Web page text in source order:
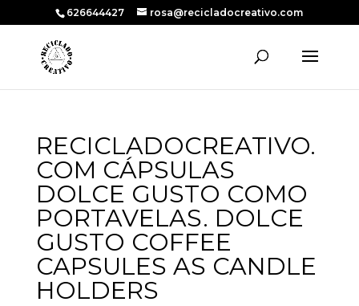
626644427 rosa@recicladocreativo.com
RECICLADOCREATIVO.
COM CÁPSULAS
DOLCE GUSTO COMO
PORTAVELAS. DOLCE
GUSTO COFFEE
CAPSULES AS CANDLE
HOLDERS